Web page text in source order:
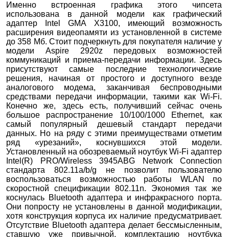
Именно встроенная графика этого чипсета
использована в данной модели как графический
адаптер Intel GMA X3100, имеющий возможность
расширения видеопамяти из установленной в системе
до 358 Mб. Стоит подчеркнуть для покупателя наличие у
модели Aspire 2920z передовых возможностей
коммуникаций и приема-передачи информации. Здесь
присутствуют самые последние технологические
решения, начиная от простого и доступного везде
аналогового модема, заканчивая беспроводными
средствами передачи информации, такими как Wi-Fi.
Конечно же, здесь есть, получивший сейчас очень
большое распространение 10/100/1000 Ethernet, как
самый популярный дешевый стандарт передачи
данных. Но на ряду с этими преимуществами отметим
ряд «урезаний», коснувшихся этой модели.
Установленный на обозреваемый ноутбук Wi-Fi адаптер
Intel(R) PRO/Wireless 3945ABG Network Connection
стандарта 802.11a/b/g не позволит пользователю
воспользоваться возможностью работы WLAN по
скоростной спецификации 802.11n. Экономия так же
коснулась Bluetooth адаптера и инфракрасного порта.
Они попросту не установлены в данной модификации,
хотя конструкция корпуса их наличие предусматривает.
Отсутствие Bluetooth адаптера делает бессмысленным,
ставшую уже привычной, комплектацию ноутбука